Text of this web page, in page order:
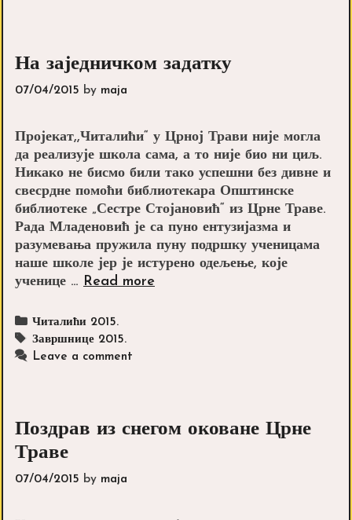
На заједничком задатку
07/04/2015 by maja
Пројекат,,Читалићи“ у Црној Трави није могла
да реализује школа сама, а то није био ни циљ.
Никако не бисмо били тако успешни без дивне и
свесрдне помоћи библиотекара Општинске
библиотеке „Сестре Стојановић“ из Црне Траве.
Рада Младеновић је са пуно ентузијазма и
разумевања пружила пуну подршку ученицама
наше школе јер је истурено одељење, које
ученице … Read moreНа
Categories
Читалићи 2015.
Tags
Завршнице 2015.
Leave a comment
Поздрав из снегом оковане Црне
Траве
07/04/2015 by maja